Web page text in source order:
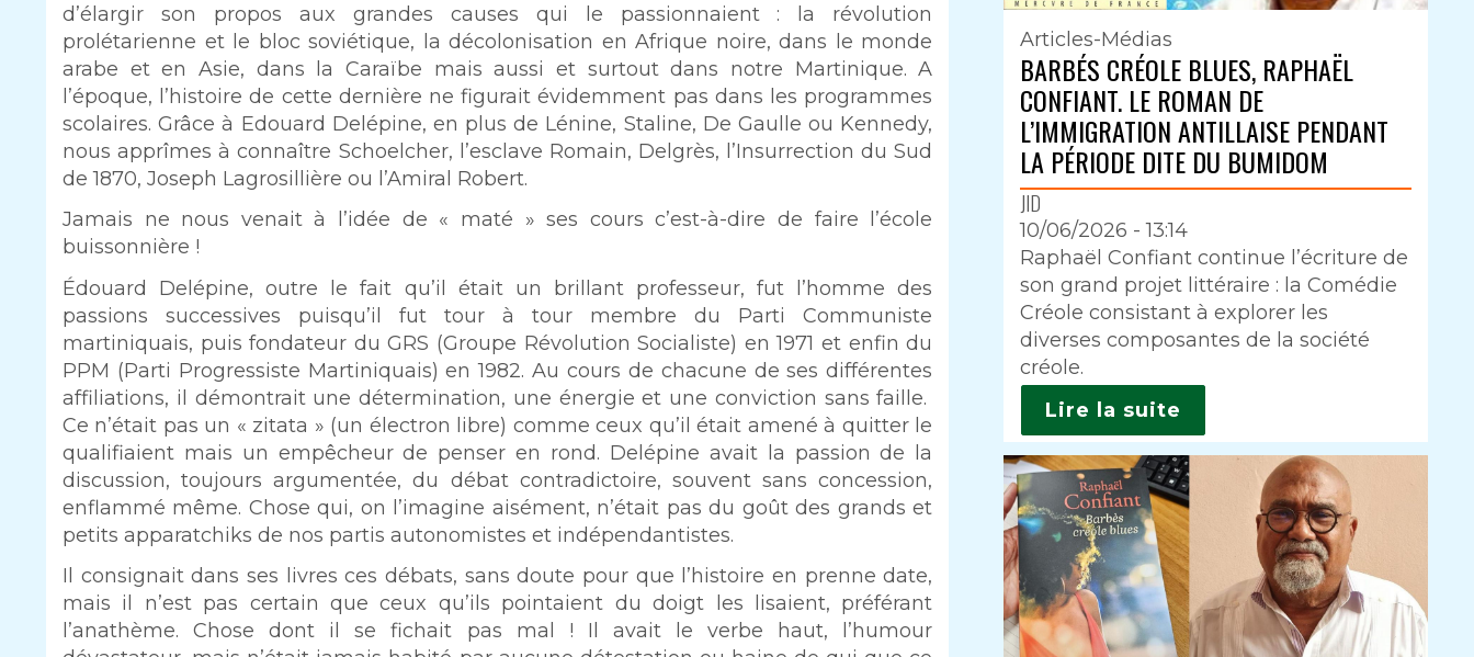
d’élargir son propos aux grandes causes qui le passionnaient : la révolution
prolétarienne et le bloc soviétique, la décolonisation en Afrique noire, dans le monde
arabe et en Asie, dans la Caraïbe mais aussi et surtout dans notre Martinique. A
l’époque, l’histoire de cette dernière ne figurait évidemment pas dans les programmes
scolaires. Grâce à Edouard Delépine, en plus de Lénine, Staline, De Gaulle ou Kennedy,
nous apprîmes à connaître Schoelcher, l’esclave Romain, Delgrès, l’Insurrection du Sud
de 1870, Joseph Lagrosillière ou l’Amiral Robert.
Jamais ne nous venait à l’idée de « maté » ses cours c’est-à-dire de faire l’école
buissonnière !
Édouard Delépine, outre le fait qu’il était un brillant professeur, fut l’homme des
passions successives puisqu’il fut tour à tour membre du Parti Communiste
martiniquais, puis fondateur du GRS (Groupe Révolution Socialiste) en 1971 et enfin du
PPM (Parti Progressiste Martiniquais) en 1982. Au cours de chacune de ses différentes
affiliations, il démontrait une détermination, une énergie et une conviction sans faille.
Ce n’était pas un « zitata » (un électron libre) comme ceux qu’il était amené à quitter le
qualifiaient mais un empêcheur de penser en rond. Delépine avait la passion de la
discussion, toujours argumentée, du débat contradictoire, souvent sans concession,
enflammé même. Chose qui, on l’imagine aisément, n’était pas du goût des grands et
petits apparatchiks de nos partis autonomistes et indépendantistes.
Il consignait dans ses livres ces débats, sans doute pour que l’histoire en prenne date,
mais il n’est pas certain que ceux qu’ils pointaient du doigt les lisaient, préférant
l’anathème. Chose dont il se fichait pas mal ! Il avait le verbe haut, l’humour
Articles-Médias
BARBÉS CRÉOLE BLUES, RAPHAËL
CONFIANT. LE ROMAN DE
L’IMMIGRATION ANTILLAISE PENDANT
LA PÉRIODE DITE DU BUMIDOM
JID
10/06/2026 - 13:14
Intro
Raphaël Confiant continue l’écriture de
son grand projet littéraire : la Comédie
Créole consistant à explorer les
diverses composantes de la société
créole.
Lire la suite